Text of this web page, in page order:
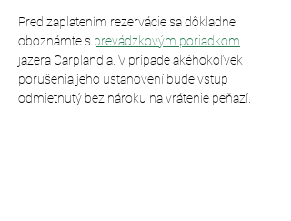
Pred zaplatením rezervácie sa dôkladne
oboznámte s prevádzkovým poriadkom
jazera Carplandia. V prípade akéhokoľvek
porušenia jeho ustanovení bude vstup
odmietnutý bez nároku na vrátenie peňazí.